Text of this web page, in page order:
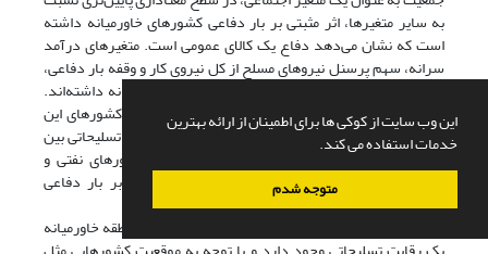
این وب سایت از کوکی ها برای اطمینان از ارائه بهترین
خدمات استفاده می کند.
متوجه شدم
به سایر متغیرها، اثر مثبتی بر بار دفاعی کشورهای خاورمیانه داشته‌
است که نشان می‌دهد دفاع یک کالای عمومی است. متغیرهای درآمد
سرانه، سهم پرسنل نیروهای مسلح از کل نیروی کار و وقفه بار دفاعی،
مطابق انتظار، تأثیر مثبتی بر بار دفاعی کشورهای خاورمیانه داشته‌اند.
متوسط بار دفاعی کشورهای خاورمیانه نیز بر بار دفاعی کشورهای این
منطقه، اثر مثبتی داشته است که حاکی از وجود یک رقابت تسلیحاتی بین
کشورهای خاورمیانه است. همچنین، متغیر مجازی کشورهای نفتی و
متغیر خالص دموکراسی، به ترتیب اثر مثبت و منفی بر بار دفاعی
کشورهای خاورمیانه داشته‌اند.
با توجه به اینکه طبق نتایج تحقیق حاضر بین کشورهای منطقه خاورمیانه